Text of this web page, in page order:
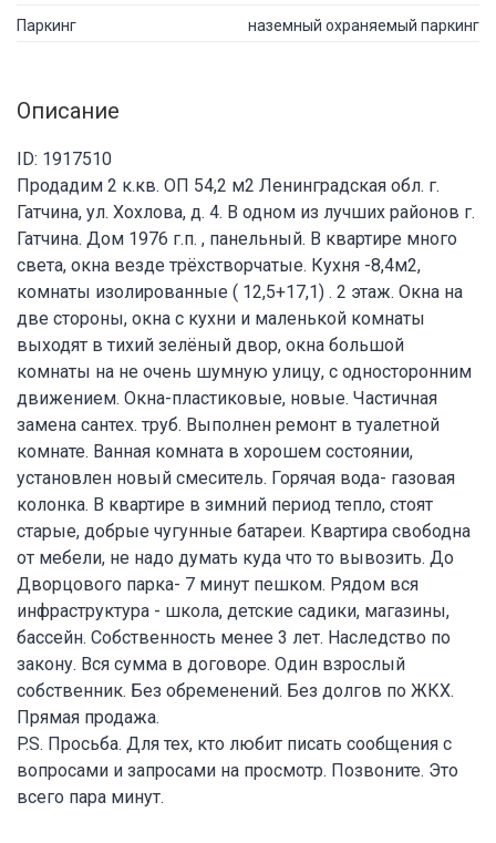
Паркинг наземный охраняемый паркинг
Описание
ID: 1917510
Продадим 2 к.кв. ОП 54,2 м2 Ленинградская обл. г.
Гатчина, ул. Хохлова, д. 4. В одном из лучших районов г.
Гатчина. Дом 1976 г.п. , панельный. В квартире много
света, окна везде трёхстворчатые. Кухня -8,4м2,
комнаты изолированные ( 12,5+17,1) . 2 этаж. Окна на
две стороны, окна с кухни и маленькой комнаты
выходят в тихий зелёный двор, окна большой
комнаты на не очень шумную улицу, с односторонним
движением. Окна-пластиковые, новые. Частичная
замена сантех. труб. Выполнен ремонт в туалетной
комнате. Ванная комната в хорошем состоянии,
установлен новый смеситель. Горячая вода- газовая
колонка. В квартире в зимний период тепло, стоят
старые, добрые чугунные батареи. Квартира свободна
от мебели, не надо думать куда что то вывозить. До
Дворцового парка- 7 минут пешком. Рядом вся
инфраструктура - школа, детские садики, магазины,
бассейн. Собственность менее 3 лет. Наследство по
закону. Вся сумма в договоре. Один взрослый
собственник. Без обременений. Без долгов по ЖКХ.
Прямая продажа.
P.S. Просьба. Для тех, кто любит писать сообщения с
вопросами и запросами на просмотр. Позвоните. Это
всего пара минут.